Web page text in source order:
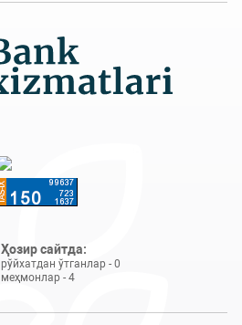
Ҳозир сайтда:
рўйхатдан ўтганлар - 0
меҳмонлар - 4